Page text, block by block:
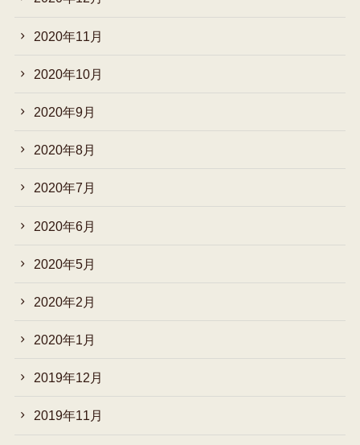
2020年11月
2020年10月
2020年9月
2020年8月
2020年7月
2020年6月
2020年5月
2020年2月
2020年1月
2019年12月
2019年11月